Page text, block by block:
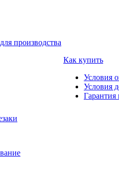
производства
Как купить
Условия
Условия
Гарантия